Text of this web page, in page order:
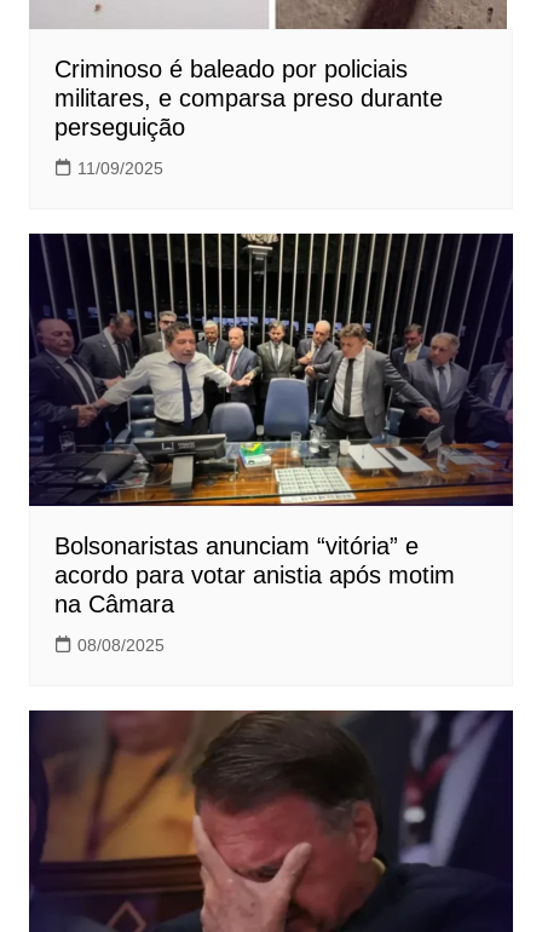
Criminoso é baleado por policiais
militares, e comparsa preso durante
perseguição
11/09/2025
Bolsonaristas anunciam “vitória” e
acordo para votar anistia após motim
na Câmara
08/08/2025